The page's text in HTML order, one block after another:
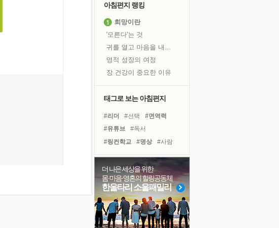
아침편지 랭킹
희망이란
'모른다'는 것
귀를 열고 마음을 내어주고
영적 성장의 여정
장 건강이 중요한 이유
꿈이 실제가 되는 것
'말 타는 법'을 먼저
졸업식 사진을 보며
아픈 아버지를 위한 공간 설계
극심한 변비, 어깨결림, 수면 장애
보고 싶은 어머니
태그로 보는 아침편지
#리더 #선택
#면역력
#유튜브
#독서
#링컨학교
#명상
#사람
#나눔
#경험
#극복
#친구
#아이들
#건강
#바이러스
#도움
#계획
#위기
#비전캠프
#희망
#힐링
더 나은 세상을 위한
몸·마음·영혼의 힐링공동체
한울타리 소울패밀리